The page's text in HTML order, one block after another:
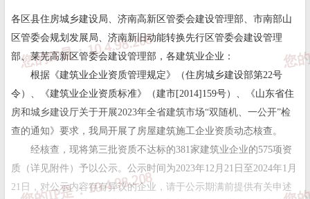
各区县住房城乡建设局、济南高新区管委会建设管理部、市南部山
区管委会规划发展局、济南新旧动能转换先行区管委会建设管理
部、莱芜高新区管委会建设管理部，各建筑业企业：
根据《建筑业企业资质管理规定》（住房城乡建设部第22号
令）、《建筑业企业资质标准》（建市[2014]159号）、《山东省住
房和城乡建设厅关于开展2023年全省建筑市场“双随机、一公开”检
查的通知》要求，我局开展了房屋建筑施工企业资质动态核查。
经核查，现将第三批资质不达标的381家建筑业企业的575项资
质（详见附件）予以公示。公示时间为2023年1 2月21 日至2024年1月
21日，对公示内容存有异议的企业，请于公示期满前提供有关申述